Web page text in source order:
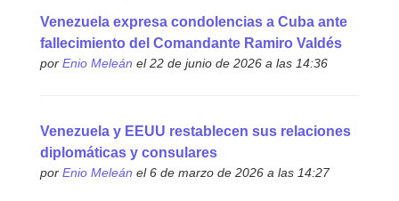
Venezuela expresa condolencias a Cuba ante
fallecimiento del Comandante Ramiro Valdés
por Enio Meleán el 22 de junio de 2026 a las 14:36
Venezuela y EEUU restablecen sus relaciones
diplomáticas y consulares
por Enio Meleán el 6 de marzo de 2026 a las 14:27